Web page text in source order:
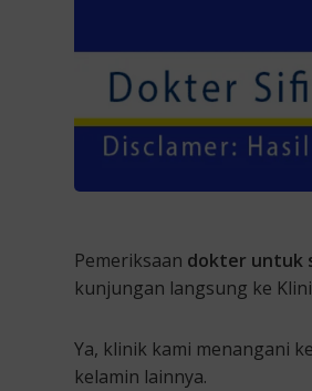
Pemeriksaan dokter untuk
kunjungan langsung ke
Ya, klinik kami menangani
kelamin lainnya.